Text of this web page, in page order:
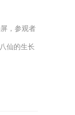
，参观者
仙的生长